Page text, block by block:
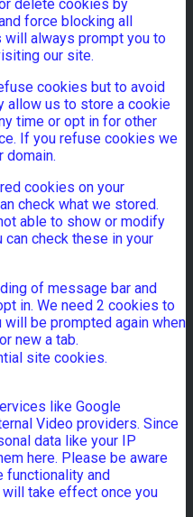
delete cookies by
force blocking all
always prompt you to
our site.
cookies but to avoid
allow us to store a cookie
time or opt in for other
If you refuse cookies we
domain.
cookies on your
check what we stored.
able to show or modify
check these in your
of message bar and
in. We need 2 cookies to
be prompted again when
new a tab.
site cookies.
like Google
Video providers. Since
data like your IP
here. Please be aware
functionality and
will take effect once you